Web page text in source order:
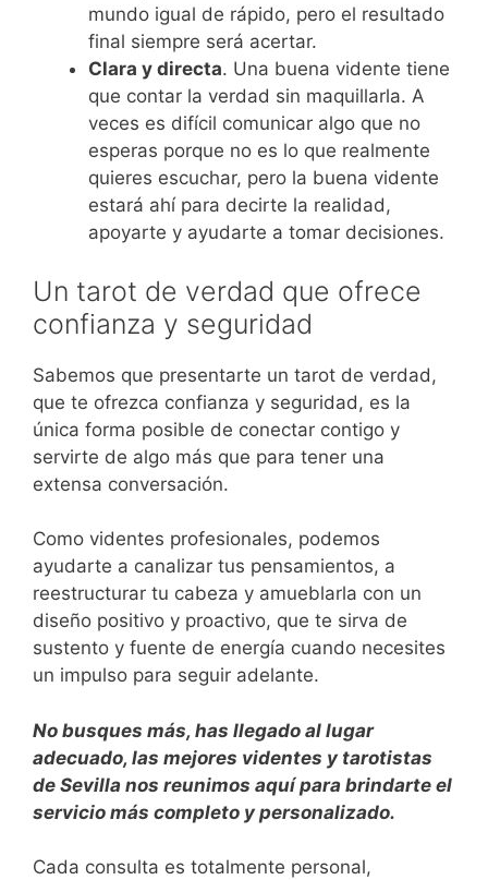
mundo igual de rápido, pero el resultado
final siempre será acertar.
Clara y directa. Una buena vidente tiene
que contar la verdad sin maquillarla. A
veces es difícil comunicar algo que no
esperas porque no es lo que realmente
quieres escuchar, pero la buena vidente
estará ahí para decirte la realidad,
apoyarte y ayudarte a tomar decisiones.
Un tarot de verdad que ofrece
confianza y seguridad
Sabemos que presentarte un tarot de verdad,
que te ofrezca confianza y seguridad, es la
única forma posible de conectar contigo y
servirte de algo más que para tener una
extensa conversación.
Como videntes profesionales, podemos
ayudarte a canalizar tus pensamientos, a
reestructurar tu cabeza y amueblarla con un
diseño positivo y proactivo, que te sirva de
sustento y fuente de energía cuando necesites
un impulso para seguir adelante.
No busques más, has llegado al lugar
adecuado, las mejores videntes y tarotistas
de Sevilla nos reunimos aquí para brindarte el
servicio más completo y personalizado.
Cada consulta es totalmente personal,